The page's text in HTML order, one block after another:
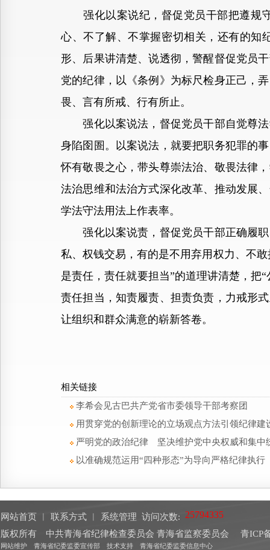
强化以案说纪，督促党员干部把遵规守
心、不了解、不掌握密切相关，还有的知
形、后果讲清楚、说透彻，警醒督促党员
党的纪律，以《条例》为标尺检身正己，
畏、言有所戒、行有所止。
强化以案说法，督促党员干部自觉尊法
身陷囹圄。以案说法，就要把职务犯罪的
怀有敬畏之心，带头尊崇法治、敬畏法律
法治思维和法治方式深化改革、推动发展
学法守法用法上作表率。
强化以案说责，督促党员干部正确履职
私、权钱交易，有的是不用弃用权力、不
是责任，责任就要担当”的道理讲清楚，把
责任担当，知责履责、担责负责，力戒形
让组织和群众满意的崭新答卷。
相关链接
李希会见古巴共产党省市委领导干部考察团
用贯穿党的创新理论的立场观点方法引领纪律建
严明党的政治纪律 坚决维护党中央权威和集中
以准确规范运用“四种形态”为导向严格纪律执行
网站首页 联系方式 系统管理 访问次数:
版权所有 中共青海省纪律检查委员会 青海省监察委员会
青ICP
网站维护 青海省纪委监委宣传部 技术支持 青海省纪委监委信息中心